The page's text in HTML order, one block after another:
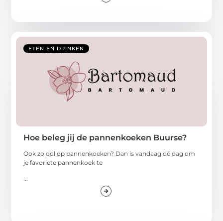
ETEN EN DRINKEN
Hoe beleg jij de pannenkoeken Buurse?
Ook zo dol op pannenkoeken? Dan is vandaag dé dag om
je favoriete pannenkoek te
...